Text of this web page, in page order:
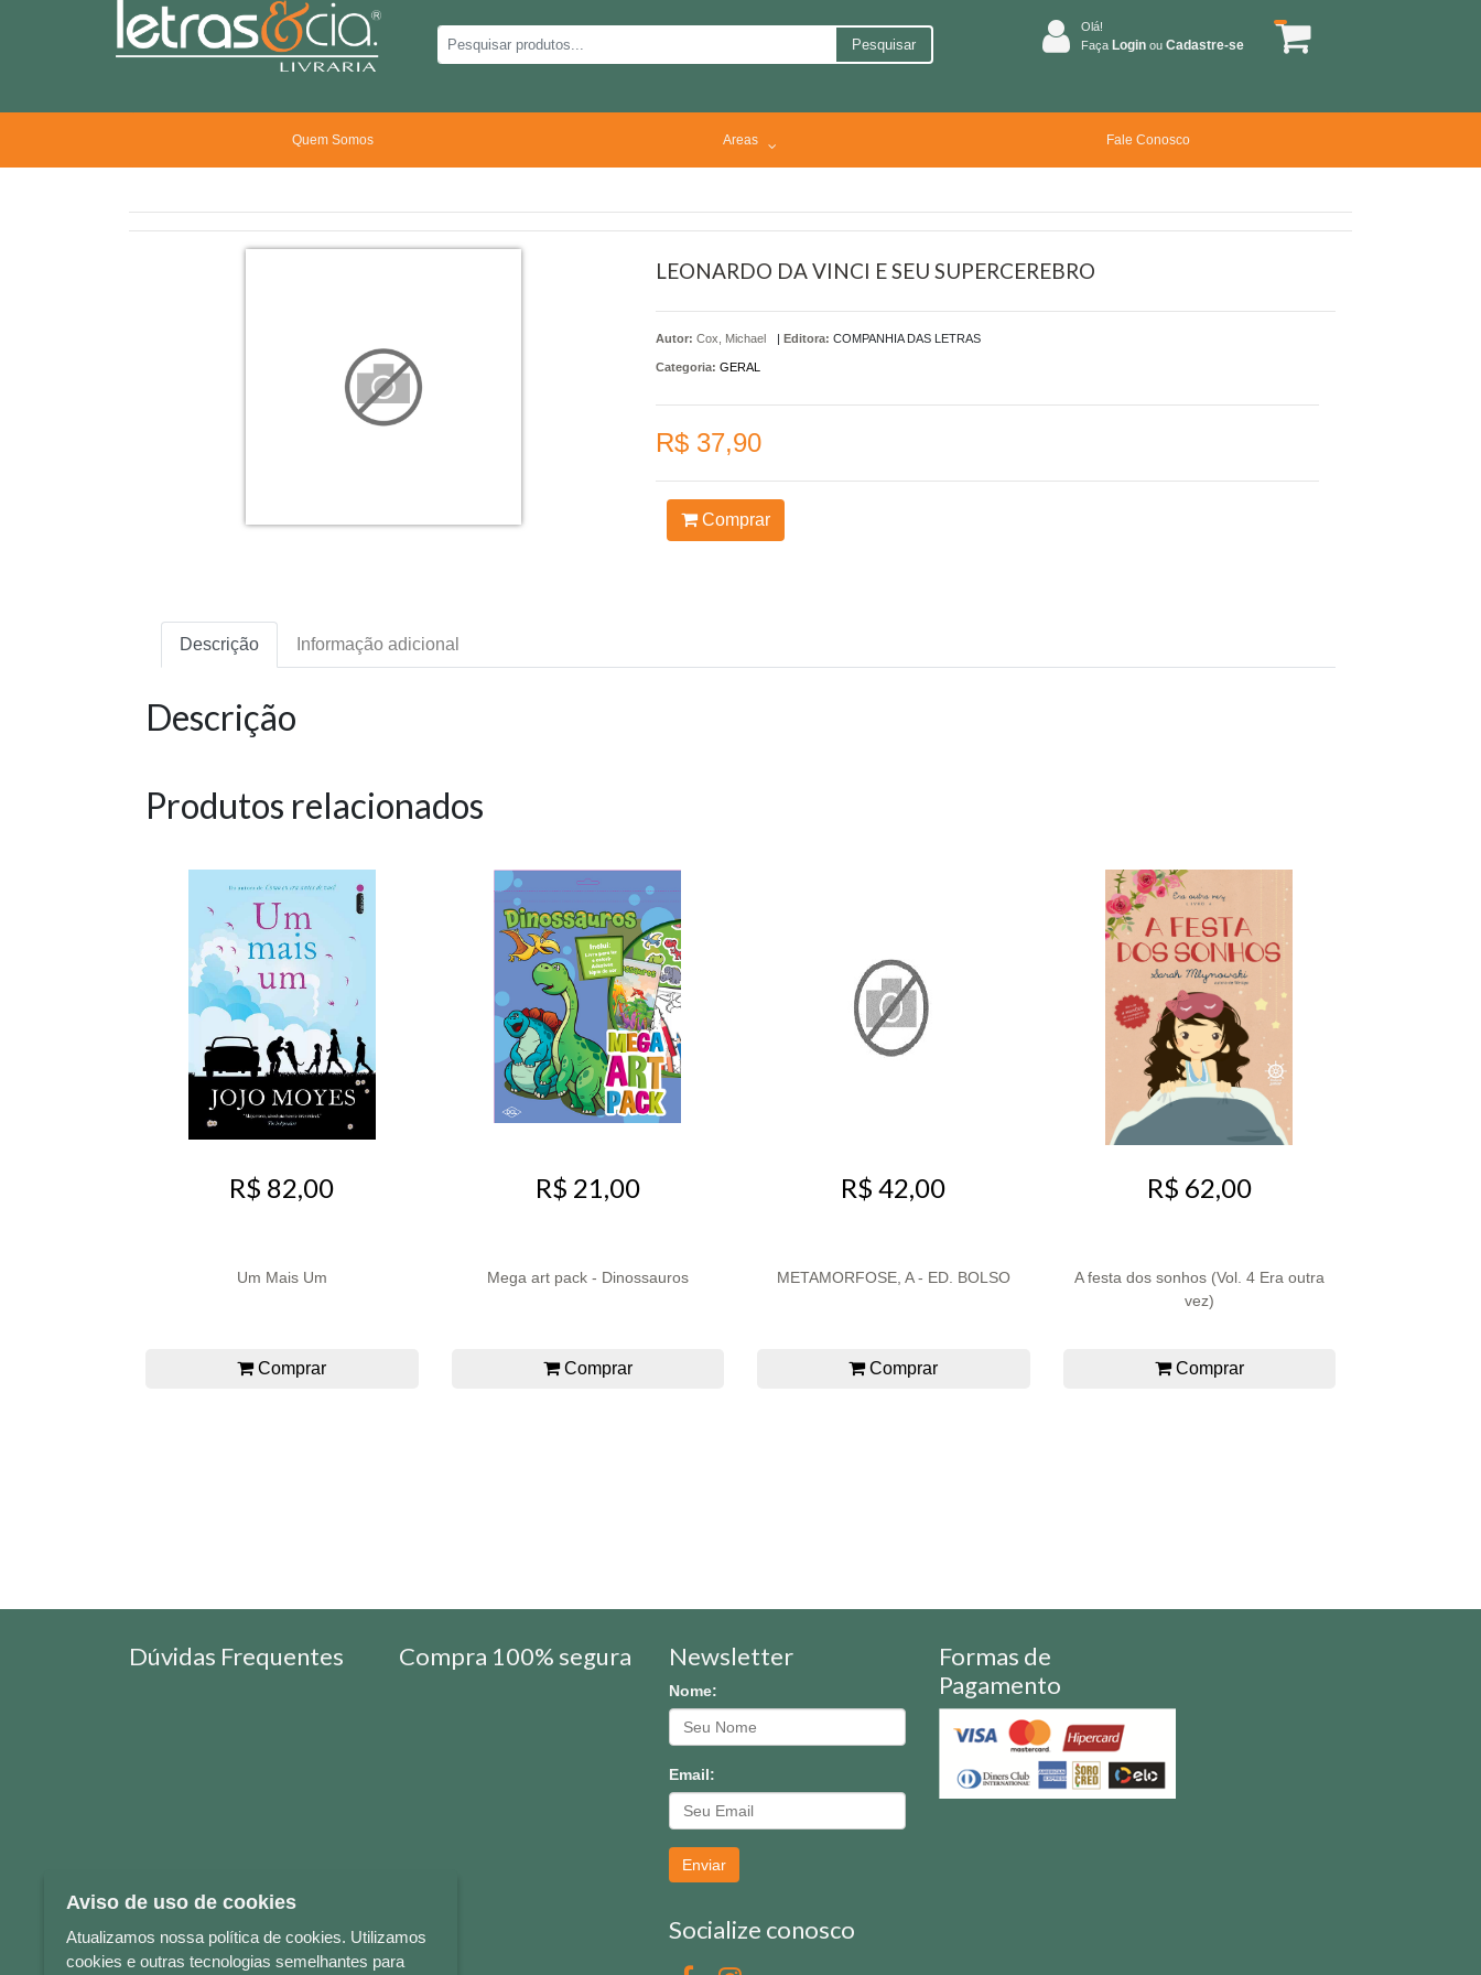
Pesquisar
Olá!
Faça Login ou Cadastre-se
Quem Somos Areas Fale Conosco
LEONARDO DA VINCI E SEU SUPERCEREBRO
Autor: Cox, Michael | Editora: COMPANHIA DAS LETRAS
Categoria: GERAL
R$ 37,90
Comprar
Descrição Informação adicional
Descrição
Produtos relacionados
R$ 82,00
Um Mais Um
Comprar
R$ 21,00
Mega art pack - Dinossauros
Comprar
R$ 42,00
METAMORFOSE, A - ED. BOLSO
Comprar
R$ 62,00
A festa dos sonhos (Vol. 4 Era outra
vez)
Comprar
Dúvidas Frequentes Compra 100% segura Newsletter
Nome:
Email:
Enviar
Socialize conosco
Formas de
Pagamento
Aviso de uso de cookies
Atualizamos nossa política de cookies. Utilizamos
cookies e outras tecnologias semelhantes para